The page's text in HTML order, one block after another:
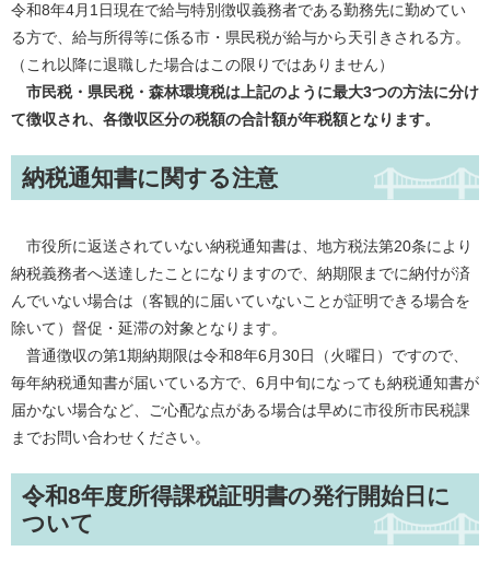
令和8年4月1日現在で給与特別徴収義務者である勤務先に勤めてい
る方で、給与所得等に係る市・県民税が給与から天引きされる方。
（これ以降に退職した場合はこの限りではありません）
市民税・県民税・森林環境税は上記のように最大3つの方法に分け
て徴収され、各徴収区分の税額の合計額が年税額となります。
納税通知書に関する注意
市役所に返送されていない納税通知書は、地方税法第20条により
納税義務者へ送達したことになりますので、納期限までに納付が済
んでいない場合は（客観的に届いていないことが証明できる場合を
除いて）督促・延滞の対象となります。
普通徴収の第1期納期限は令和8年6月30日（火曜日）ですので、
毎年納税通知書が届いている方で、6月中旬になっても納税通知書が
届かない場合など、ご心配な点がある場合は早めに市役所市民税課
までお問い合わせください。
令和8年度所得課税証明書の発行開始日に
ついて